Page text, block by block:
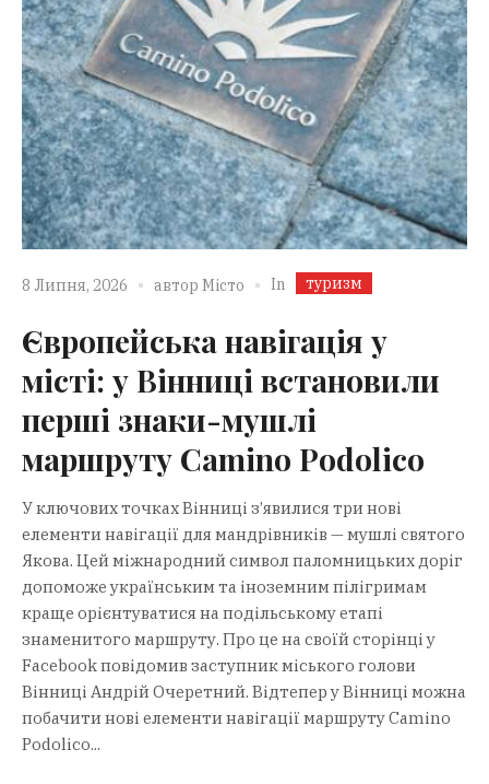
8 Липня, 2026 автор Місто In туризм
Європейська навігація у
місті: у Вінниці встановили
перші знаки-мушлі
маршруту Camino Podolico
У ключових точках Вінниці з’явилися три нові
елементи навігації для мандрівників — мушлі святого
Якова. Цей міжнародний символ паломницьких доріг
допоможе українським та іноземним пілігримам
краще орієнтуватися на подільському етапі
знаменитого маршруту. Про це на своїй сторінці у
Fаcebook повідомив заступник міського голови
Вінниці Андрій Очеретний. Відтепер у Вінниці можна
побачити нові елементи навігації маршруту Camino
Podolico...